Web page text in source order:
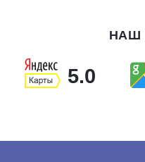
НАШ
5.0